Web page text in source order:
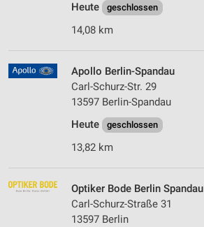
Heute
geschlossen
14,08 km
Apollo Berlin-Spandau
Carl-Schurz-Str. 29
13597 Berlin-Spandau
Heute
geschlossen
13,82 km
Optiker Bode Berlin Spandau
Carl-Schurz-Straße 31
13597 Berlin